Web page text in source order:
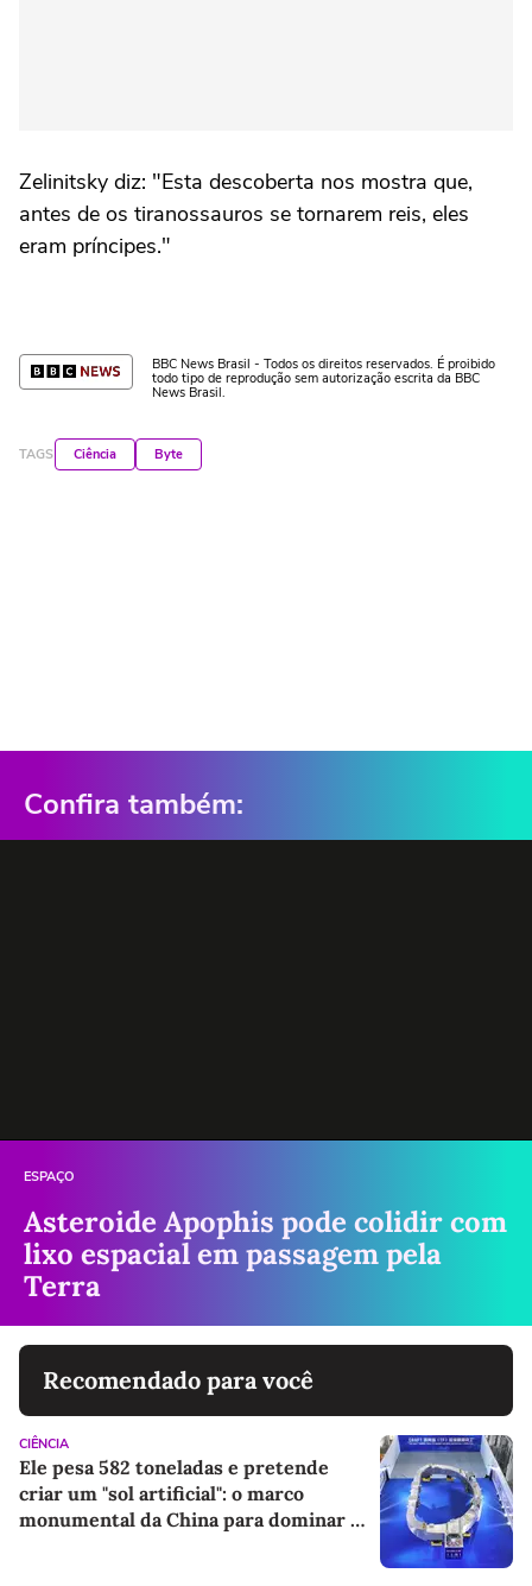
Zelinitsky diz: "Esta descoberta nos mostra que,
antes de os tiranossauros se tornarem reis, eles
eram príncipes."
BBC News Brasil - Todos os direitos reservados. É proibido
todo tipo de reprodução sem autorização escrita da BBC
News Brasil.
TAGS Ciência Byte
Confira também:
ESPAÇO
Asteroide Apophis pode colidir com
lixo espacial em passagem pela
Terra
Recomendado para você
CIÊNCIA
Ele pesa 582 toneladas e pretende
criar um "sol artificial": o marco
monumental da China para dominar a